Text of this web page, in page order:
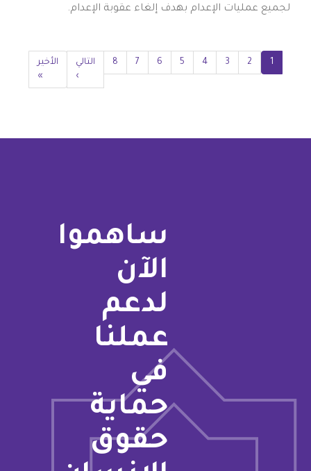
لجميع عمليات الإعدام بهدف إلغاء عقوبة الإعدام.
Pagination
Current
page
1 الصفحة
2 الصفحة
3 الصفحة
4 الصفحة
5 الصفحة
6 الصفحة
7 الصفحة
8
Next
page
التالي
›
Last
page
الأخير
»
ساهموا
الآن
لدعم
عملنا
في
حماية
حقوق